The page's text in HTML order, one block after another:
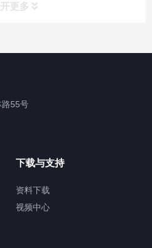
开更多
路55号
下载与支持
资料下载
视频中心